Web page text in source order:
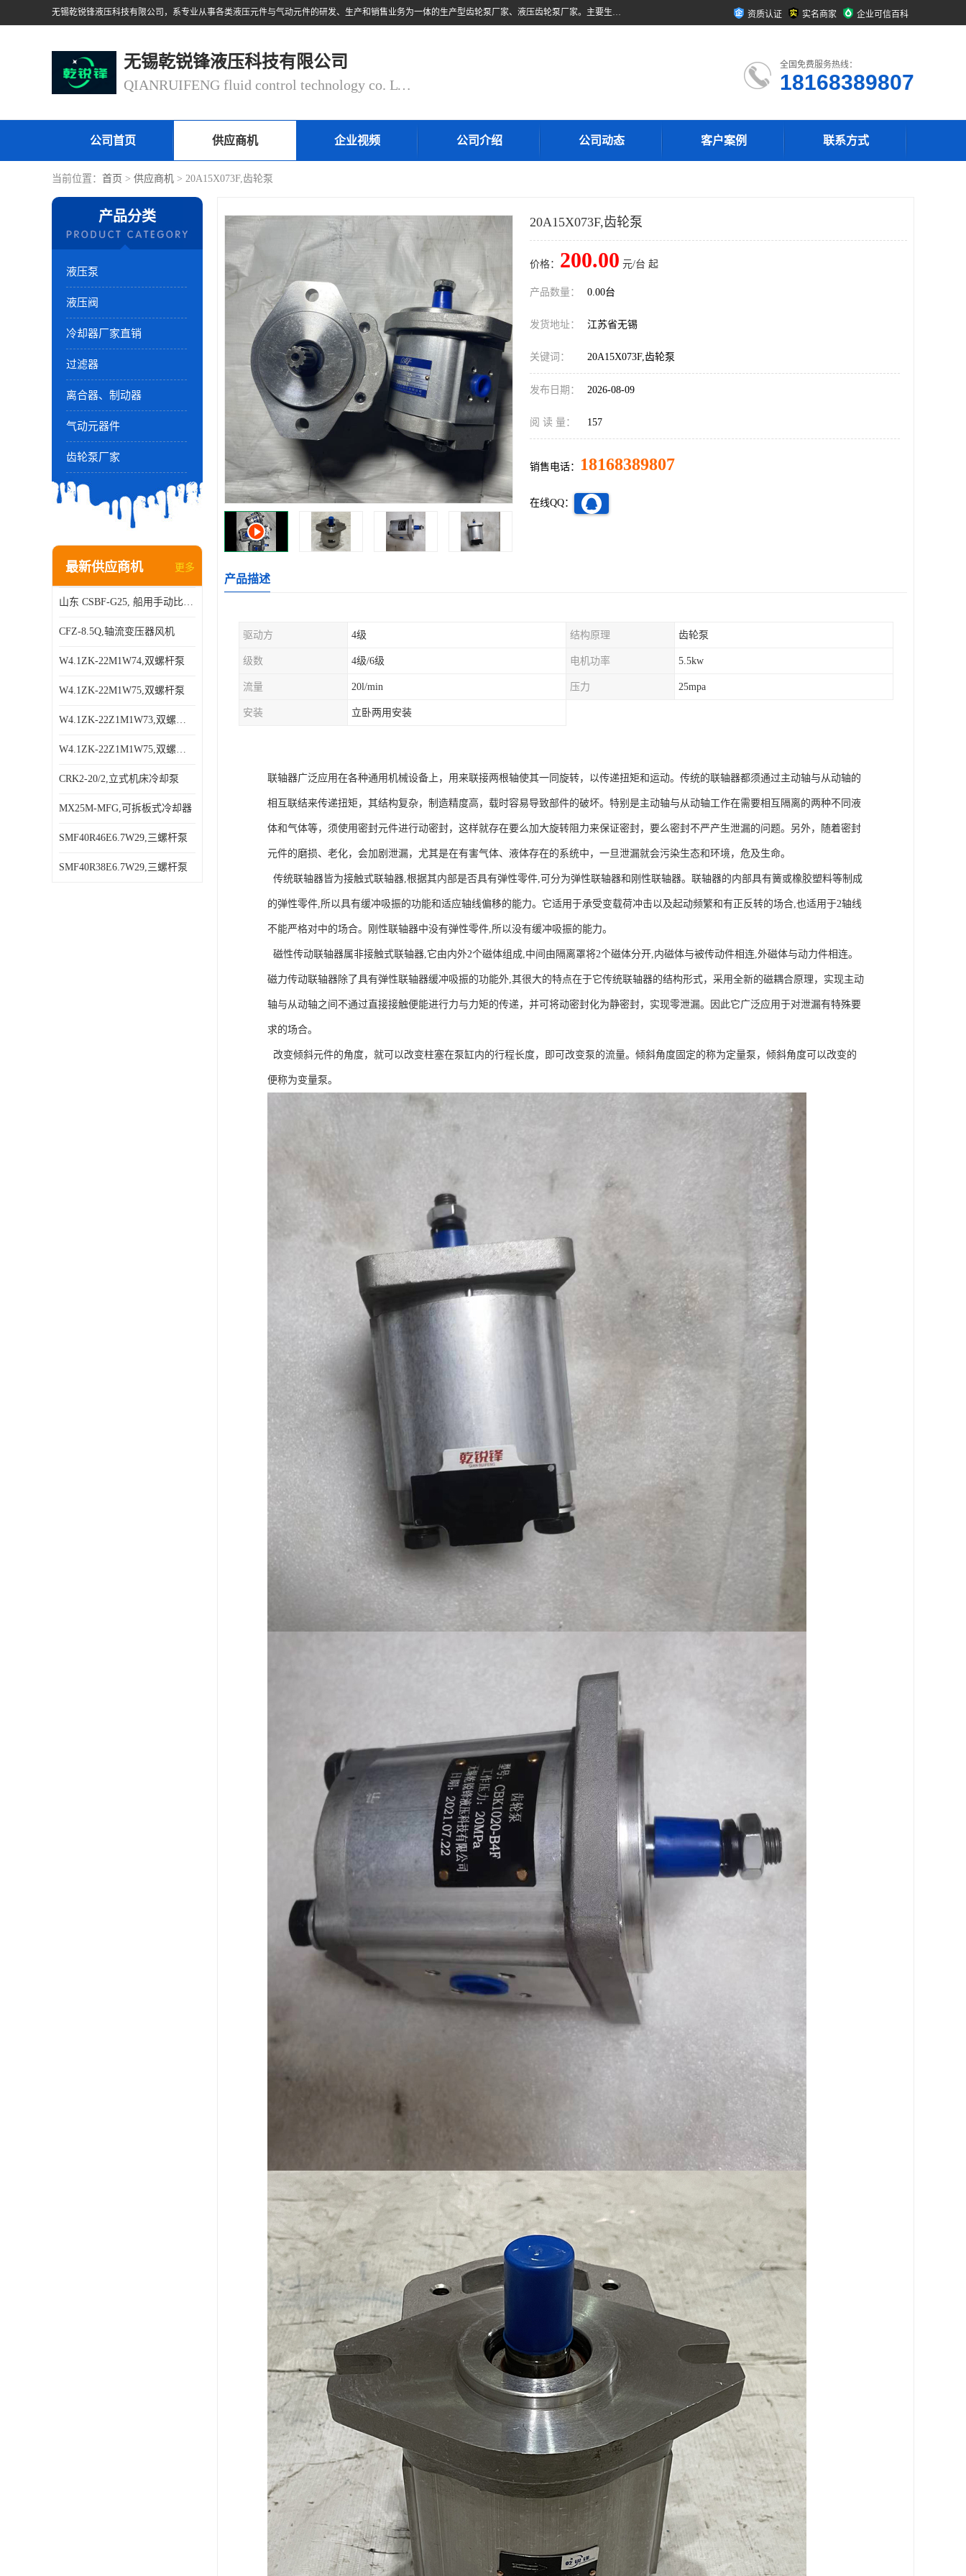
无锡乾锐锋液压科技有限公司，系专业从事各类液压元件与气动元件的研发、生产和销售业务为一体的生产型齿轮泵厂家、液压齿轮泵厂家。主要生产销售风冷式冷却器、液压油风冷却器，冷却器厂家直销、齿轮泵型号、齿轮泵厂家排名详情可来电咨询！ 资质认证 实名商家 企业可信百科
无锡乾锐锋液压科技有限公司
QIANRUIFENG fluid control technology co. LTD
全国免费服务热线：
18168389807
公司首页 供应商机 企业视频 公司介绍 公司动态 客户案例 联系方式
当前位置： 首页 > 供应商机 > 20A15X073F,齿轮泵
产品分类
液压泵
液压阀
冷却器厂家直销
过滤器
离合器、制动器
气动元器件
齿轮泵厂家
最新供应商机 更多
山东 CSBF-G25, 船用手动比例流量方向复合阀
CFZ-8.5Q,轴流变压器风机
W4.1ZK-22M1W74,双螺杆泵
W4.1ZK-22M1W75,双螺杆泵
W4.1ZK-22Z1M1W73,双螺杆泵
W4.1ZK-22Z1M1W75,双螺杆泵
CRK2-20/2,立式机床冷却泵
MX25M-MFG,可拆板式冷却器
SMF40R46E6.7W29,三螺杆泵
SMF40R38E6.7W29,三螺杆泵
20A15X073F,齿轮泵
价格： 200.00 元/台 起
产品数量： 0.00台
发货地址： 江苏省无锡
关键词： 20A15X073F,齿轮泵
发布日期： 2026-08-09
阅 读 量： 157
销售电话： 18168389807
在线QQ：
产品描述
驱动方 4级 结构原理 齿轮泵
级数 4级/6级 电机功率 5.5kw
流量 20l/min 压力 25mpa
安装 立卧两用安装
联轴器广泛应用在各种通用机械设备上，用来联接两根轴使其一同旋转，以传递扭矩和运动。传统的联轴器都须通过主动轴与从动轴的
相互联结来传递扭矩，其结构复杂，制造精度高，载时容易导致部件的破坏。特别是主动轴与从动轴工作在需要相互隔离的两种不同液
体和气体等，须使用密封元件进行动密封，这样就存在要么加大旋转阻力来保证密封，要么密封不严产生泄漏的问题。另外，随着密封
元件的磨损、老化，会加剧泄漏，尤其是在有害气体、液体存在的系统中，一旦泄漏就会污染生态和环境，危及生命。
传统联轴器皆为接触式联轴器,根据其内部是否具有弹性零件,可分为弹性联轴器和刚性联轴器。联轴器的内部具有簧或橡胶塑料等制成
的弹性零件,所以具有缓冲吸振的功能和适应轴线偏移的能力。它适用于承受变载荷冲击以及起动频繁和有正反转的场合,也适用于2轴线
不能严格对中的场合。刚性联轴器中没有弹性零件,所以没有缓冲吸振的能力。
磁性传动联轴器属非接触式联轴器,它由内外2个磁体组成,中间由隔离罩将2个磁体分开,内磁体与被传动件相连,外磁体与动力件相连。
磁力传动联轴器除了具有弹性联轴器缓冲吸振的功能外,其很大的特点在于它传统联轴器的结构形式，采用全新的磁耦合原理，实现主动
轴与从动轴之间不通过直接接触便能进行力与力矩的传递，并可将动密封化为静密封，实现零泄漏。因此它广泛应用于对泄漏有特殊要
求的场合。
改变倾斜元件的角度，就可以改变柱塞在泵缸内的行程长度，即可改变泵的流量。倾斜角度固定的称为定量泵，倾斜角度可以改变的
便称为变量泵。